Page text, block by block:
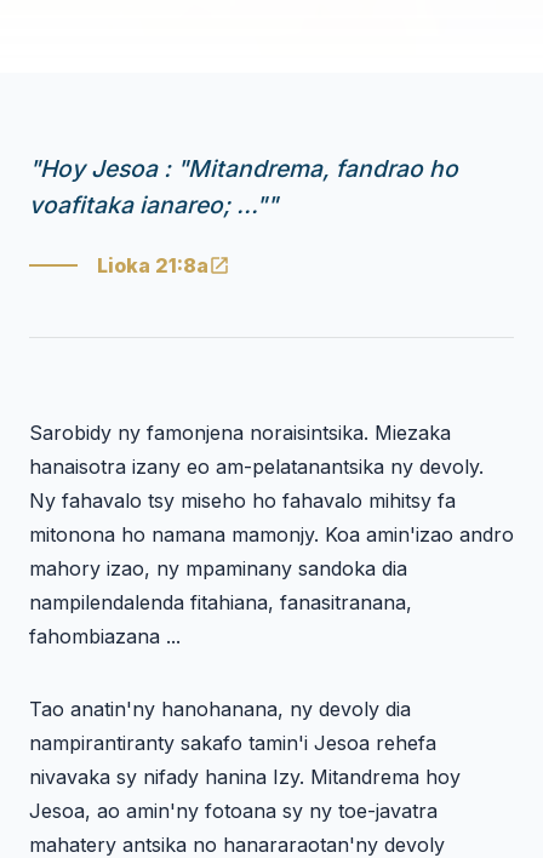
"Hoy Jesoa : "Mitandrema, fandrao ho
voafitaka ianareo; ...""
Lioka 21:8a
Sarobidy ny famonjena noraisintsika. Miezaka
hanaisotra izany eo am-pelatanantsika ny devoly.
Ny fahavalo tsy miseho ho fahavalo mihitsy fa
mitonona ho namana mamonjy. Koa amin'izao andro
mahory izao, ny mpaminany sandoka dia
nampilendalenda fitahiana, fanasitranana,
fahombiazana ...
Tao anatin'ny hanohanana, ny devoly dia
nampirantiranty sakafo tamin'i Jesoa rehefa
nivavaka sy nifady hanina Izy. Mitandrema hoy
Jesoa, ao amin'ny fotoana sy ny toe-javatra
mahatery antsika no hanararaotan'ny devoly